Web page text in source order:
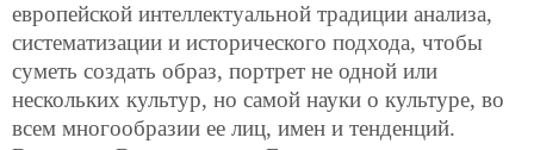
европейской интеллектуальной традиции анализа,
систематизации и исторического подхода, чтобы
суметь создать образ, портрет не одной или
нескольких культур, но самой науки о культуре, во
всем многообразии ее лиц, имен и тенденций.